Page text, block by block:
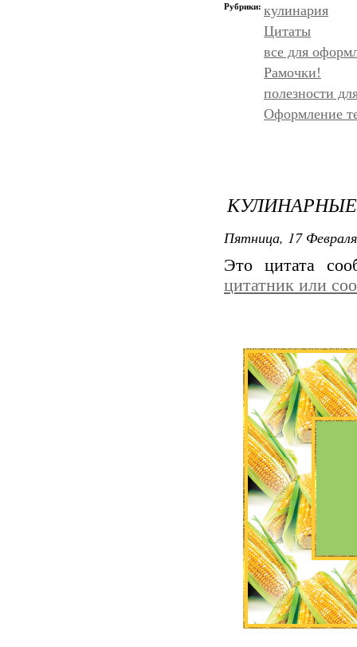
Рубрики: кулинария
Цитаты
все для
Рамочки!
полезности
Оформление
Пятница, 17
Это цитата
цитатник или